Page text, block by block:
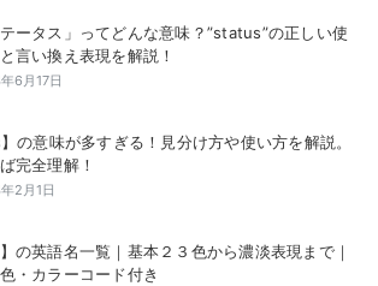
テータス」ってどんな意味？”status”の正しい使
言い換え表現を解説！
6月17日
】の意味が多すぎる！見分け方や使い方を解説。
完全理解！
2月1日
】の英語名一覧｜基本２３色から濃淡表現まで｜
・カラーコード付き